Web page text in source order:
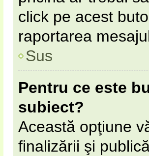
click pe acest
raportarea
Sus
Pentru ce este
subiect?
Această opţiune
finalizării şi